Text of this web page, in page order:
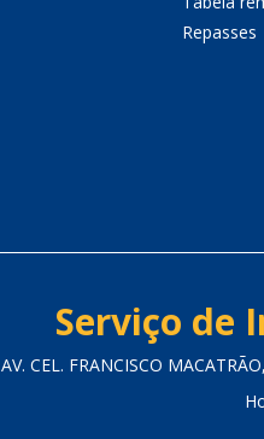
Repasses
Serviço de
AV. CEL. FRANCISCO